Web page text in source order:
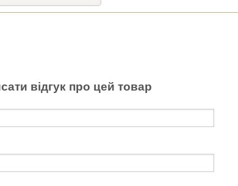
відгук про цей товар